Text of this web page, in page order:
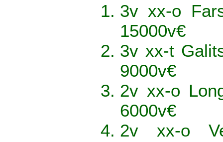
3v xx-o
15000v€
3v xx-t
9000v€
2v xx-o
6000v€
2v xx-o